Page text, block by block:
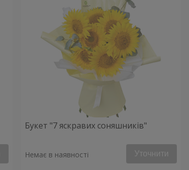
Букет "7 яскравих соняшників"
Немає в наявності Уточнити